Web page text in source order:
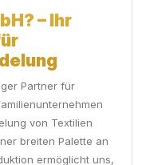
– Ihr
Partner für
von Textilien
breiten Palette an
ermöglicht uns,